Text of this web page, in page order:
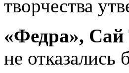
творчества
«Федра»,
не отказались